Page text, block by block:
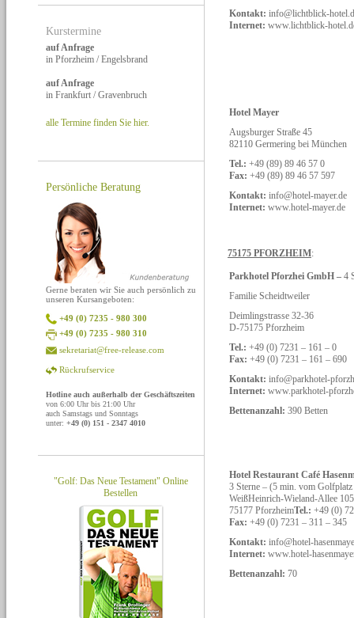
Kurstermine
auf Anfrage
in Pforzheim / Engelsbrand
auf Anfrage
in Frankfurt / Gravenbruch
alle Termine finden Sie hier.
Persönliche Beratung
Gerne beraten wir Sie auch persönlich zu
unseren Kursangeboten:
+49 (0) 7235 - 980 300
+49 (0) 7235 - 980 310
sekretariat@free-release.com
Rückrufservice
Hotline auch außerhalb der Geschäftszeiten
von 6:00 Uhr bis 21:00 Uhr
auch Samstags und Sonntags
unter: +49 (0) 151 - 2347 4010
"Golf: Das Neue Testament" Online
Bestellen
Kontakt: info@lichtblick-
Internet: www.lichtblick-
Hotel Mayer
Augsburger Straße 45
82110 Germering bei München
Tel.: +49 (89) 89 46 57 0
Fax: +49 (89) 89 46 57 597
Kontakt: info@hotel-mayer.de
Internet: www.hotel-mayer.de
75175 PFORZHEIM:
Parkhotel Pforzhei GmbH – 4
Familie Scheidtweiler
Deimlingstrasse 32-36
D-75175 Pforzheim
Tel.: +49 (0) 7231 – 161 – 0
Fax: +49 (0) 7231 – 161 – 690
Kontakt: info@parkhotel-
Internet: www.parkhotel-
Bettenanzahl: 390 Betten
Hotel Restaurant Café
3 Sterne – (5 min. vom
WeißHeinrich-Wieland-Allee 105
75177 PforzheimTel.: +49 (0)
Fax: +49 (0) 7231 – 311 – 345
Kontakt: info@hotel-
Internet: www.hotel-
Bettenanzahl: 70